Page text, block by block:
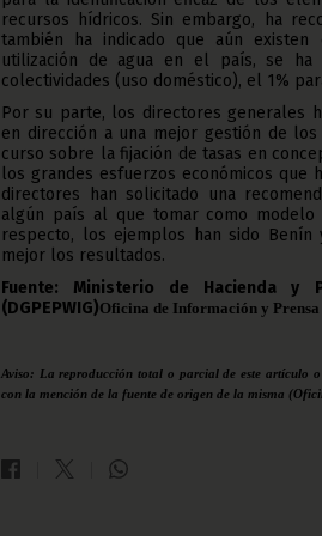
recursos hídricos. Sin embargo, ha
también ha indicado que aún
utilización de agua en el país, se
colectividades (uso doméstico), el 1%
Por su parte, los directores generales
en dirección a una mejor gestión de
curso sobre la fijación de tasas en
los grandes esfuerzos económicos que
directores han solicitado una
algún país al que tomar como
respecto, los ejemplos han sido Benín
mejor los resultados.
Fuente: Ministerio de Hacienda y
(DGPEPWIG)Oficina de Información y
Aviso: La reproducción total o parcial de este artículo
con la mención de la fuente de origen de la misma